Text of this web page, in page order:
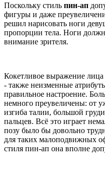
Поскольку стиль пин-ап
фигуры и даже
решил нарисовать ноги
пропорции тела. Ноги
внимание зрителя.
Кокетливое выражение
- также неизменные
правильное настроение.
немного преувеличены: от
изгиба талии, большой
пальцев. Всё это играет
позу было бы довольно
для таких малоподвижных
стиля пин-ап она вполне